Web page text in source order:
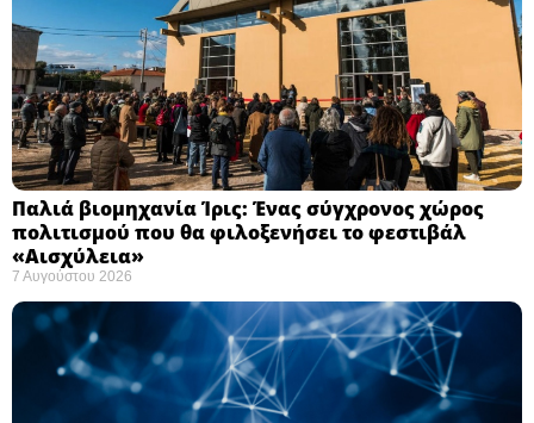
Παλιά βιομηχανία Ίρις: Ένας σύγχρονος χώρος
πολιτισμού που θα φιλοξενήσει το φεστιβάλ
«Αισχύλεια» ​
7 Αυγούστου 2026